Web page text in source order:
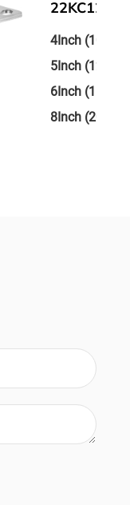
22KC125TN
4Inch (100mm)
5Inch (125mm)
6Inch (150mm)
8Inch (200mm)